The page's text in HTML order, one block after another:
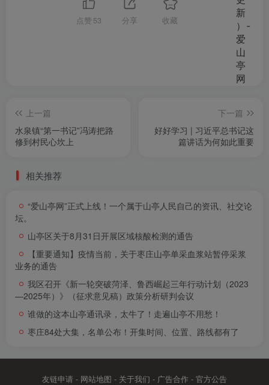
点赞 53 分享 收藏
上一篇
水泉镇“第一书记”冯涛把路
修到村民心坎上
下一篇
好好学习 | 习近平总书记这
篇讲话为何如此重要
相关推荐
“爱山亭网”正式上线！一个属于山亭人民自己的资讯、社交论
坛。
山亭区关于8月31日开展区域核酸检测的通告
【重要通知】疫情当前，关于枣庄山亭单采血浆站暂停采浆
业务的通告
我区召开《新一轮突破菏泽、鲁西崛起三年行动计划（2023
—2025年）》（征求意见稿）政策分析研判会议
谁做的这本山亭通讯录，太牛了！走遍山亭不用愁！
枣庄84处大集，名单公布！开集时间、位置、路线都有了
友链申请 - 网站地图 - 关于我们 - 广告合作 - 官方公告